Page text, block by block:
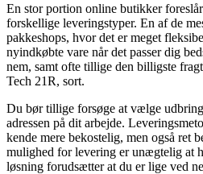
En stor portion online butikker
forskellige leveringstyper. En af de
pakkeshops, hvor det er meget
nyindkøbte vare når det passer dig
nem, samt ofte tillige den billigste
Tech 21R, sort.
Du bør tillige forsøge at vælge
adressen på dit arbejde.
kende mere bekostelig, men også ret
mulighed for levering er unægtelig at
løsning forudsætter at du er lige ved